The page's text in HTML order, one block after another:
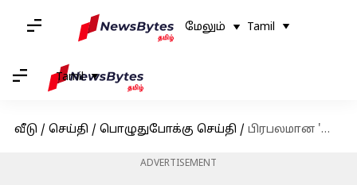
மேலும் Tamil
Tamil
வீடு / செய்தி / பொழுதுபோக்கு செய்தி / பிரபலமான 'நானா ஹைரானா' பாடல் இல்லாமல் வெளியான 'கேம் சேஞ்சர்': இதோ அதற்கான காரணம்
ADVERTISEMENT